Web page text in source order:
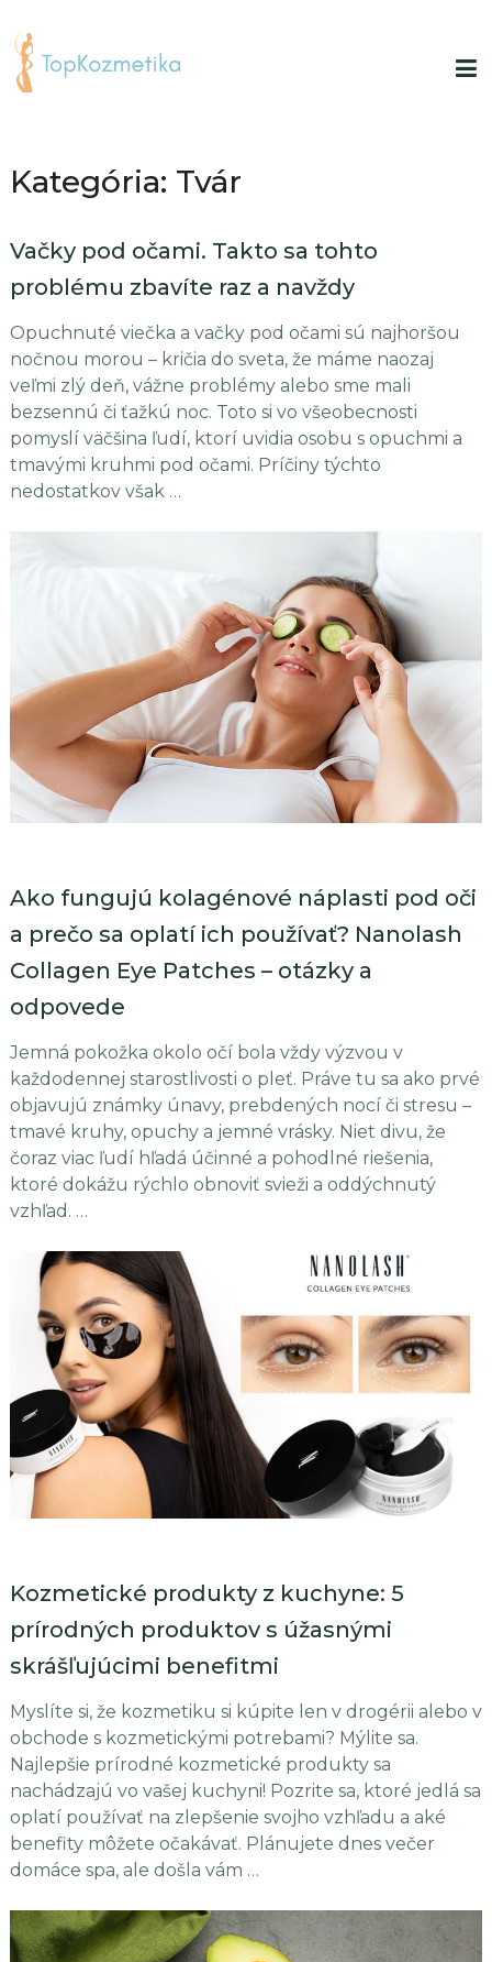
Kategória: Tvár
Vačky pod očami. Takto sa tohto
problému zbavíte raz a navždy
Opuchnuté viečka a vačky pod očami sú najhoršou
nočnou morou – kričia do sveta, že máme naozaj
veľmi zlý deň, vážne problémy alebo sme mali
bezsennú či ťažkú noc. Toto si vo všeobecnosti
pomyslí väčšina ľudí, ktorí uvidia osobu s opuchmi a
tmavými kruhmi pod očami. Príčiny týchto
nedostatkov však …
Ako fungujú kolagénové náplasti pod oči
a prečo sa oplatí ich používať? Nanolash
Collagen Eye Patches – otázky a
odpovede
Jemná pokožka okolo očí bola vždy výzvou v
každodennej starostlivosti o pleť. Práve tu sa ako prvé
objavujú známky únavy, prebdených nocí či stresu –
tmavé kruhy, opuchy a jemné vrásky. Niet divu, že
čoraz viac ľudí hľadá účinné a pohodlné riešenia,
ktoré dokážu rýchlo obnoviť svieži a oddýchnutý
vzhľad. …
Kozmetické produkty z kuchyne: 5
prírodných produktov s úžasnými
skrášľujúcimi benefitmi
Myslíte si, že kozmetiku si kúpite len v drogérii alebo v
obchode s kozmetickými potrebami? Mýlite sa.
Najlepšie prírodné kozmetické produkty sa
nachádzajú vo vašej kuchyni! Pozrite sa, ktoré jedlá sa
oplatí používať na zlepšenie svojho vzhľadu a aké
benefity môžete očakávať. Plánujete dnes večer
domáce spa, ale došla vám …